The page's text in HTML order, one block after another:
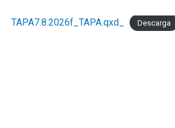
TAPA7.8.2026f_TAPA.qxd_ Descarga